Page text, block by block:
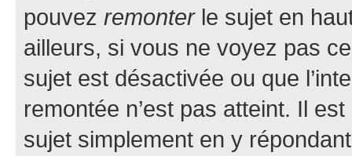
pouvez remonterle sujet en
ailleurs, si vous ne voyez pas
sujet est désactivée ou que
remontée n’est pas atteint. Il
sujet simplement en y